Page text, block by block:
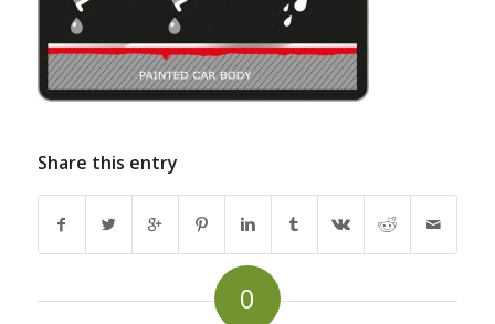
Share this entry
0